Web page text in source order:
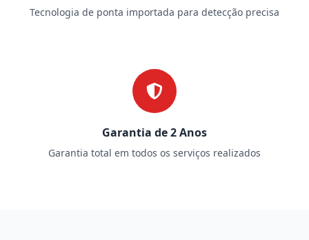
Tecnologia de ponta importada para detecção precisa
Garantia de 2 Anos
Garantia total em todos os serviços realizados